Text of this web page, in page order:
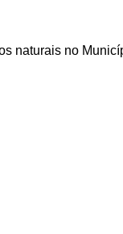
naturais no